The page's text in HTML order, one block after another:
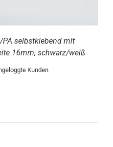
PA selbstklebend mit
16mm, schwarz/weiß
Kunden